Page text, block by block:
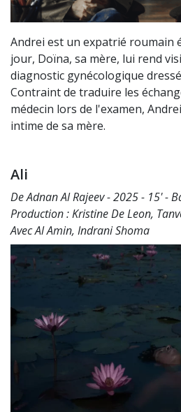
Andrei est un expatrié roumain
jour, Doïna, sa mère, lui rend
diagnostic gynécologique
Contraint de traduire les
médecin lors de l'examen,
intime de sa mère.
Ali
De Adnan Al Rajeev - 2025 - 15' -
Production : Kristine De Leon,
Avec Al Amin, Indrani Shoma